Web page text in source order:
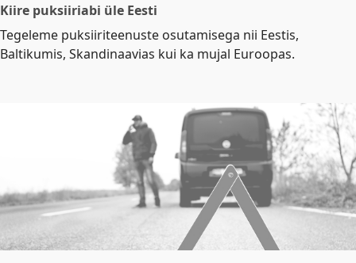
Kiire puksiiriabi üle Eesti
Tegeleme puksiiriteenuste osutamisega nii Eestis,
Baltikumis, Skandinaavias kui ka mujal Euroopas.